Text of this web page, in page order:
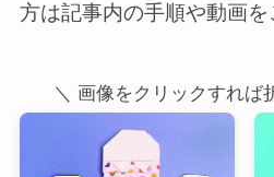
方は記事内の手順や動画を
＼ 画像をクリックすれば